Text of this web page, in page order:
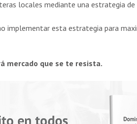
locales mediante una estrategia de
implementar esta estrategia para
mercado que se te resista.